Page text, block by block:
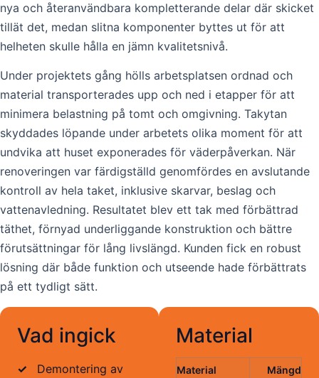
nya och återanvändbara kompletterande delar där skicket
tillät det, medan slitna komponenter byttes ut för att
helheten skulle hålla en jämn kvalitetsnivå.
Under projektets gång hölls arbetsplatsen ordnad och
material transporterades upp och ned i etapper för att
minimera belastning på tomt och omgivning. Takytan
skyddades löpande under arbetets olika moment för att
undvika att huset exponerades för väderpåverkan. När
renoveringen var färdigställd genomfördes en avslutande
kontroll av hela taket, inklusive skarvar, beslag och
vattenavledning. Resultatet blev ett tak med förbättrad
täthet, förnyad underliggande konstruktion och bättre
förutsättningar för lång livslängd. Kunden fick en robust
lösning där både funktion och utseende hade förbättrats
på ett tydligt sätt.
Vad ingick
✓
Demontering av
Material
Material
Mängd